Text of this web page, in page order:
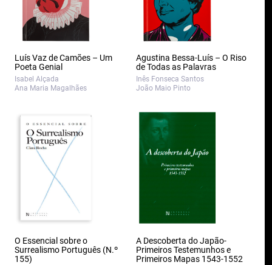
Luís Vaz de Camões – Um
Poeta Genial
Isabel Alçada
Ana Maria Magalhães
Agustina Bessa-Luís – O Riso
de Todas as Palavras
Inês Fonseca Santos
João Maio Pinto
O Essencial sobre o
Surrealismo Português (N.º
155)
A Descoberta do Japão-
Primeiros Testemunhos e
Primeiros Mapas 1543-1552